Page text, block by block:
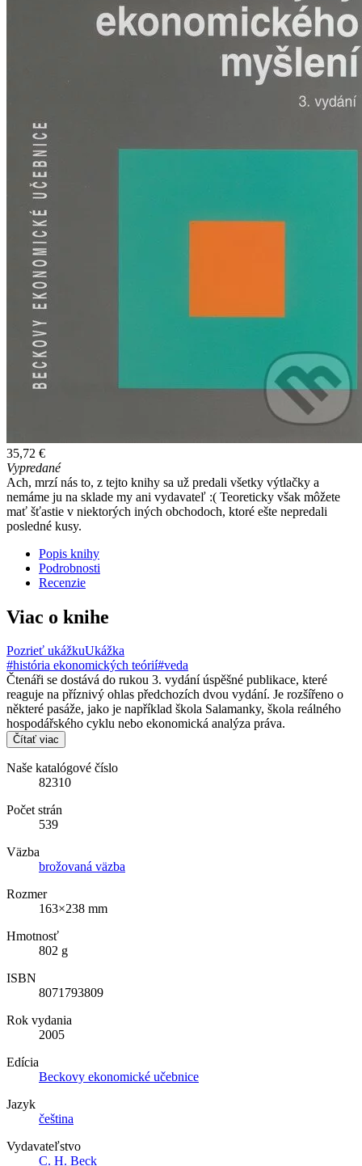
35,72 €
Vypredané
Ach, mrzí nás to, z tejto knihy sa už predali všetky výtlačky a
nemáme ju na sklade my ani vydavateľ :( Teoreticky však môžete
mať šťastie v niektorých iných obchodoch, ktoré ešte nepredali
posledné kusy.
Popis knihy
Podrobnosti
Recenzie
Viac o knihe
Pozrieť ukážkuUkážka
#história ekonomických teórií#veda
Čtenáři se dostává do rukou 3. vydání úspěšné publikace, které
reaguje na příznivý ohlas předchozích dvou vydání. Je rozšířeno o
některé pasáže, jako je například škola Salamanky, škola reálného
hospodářského cyklu nebo ekonomická analýza práva.
Čítať viac
Naše katalógové číslo
82310
Počet strán
539
Väzba
brožovaná väzba
Rozmer
163×238 mm
Hmotnosť
802 g
ISBN
8071793809
Rok vydania
2005
Edícia
Beckovy ekonomické učebnice
Jazyk
čeština
Vydavateľstvo
C. H. Beck